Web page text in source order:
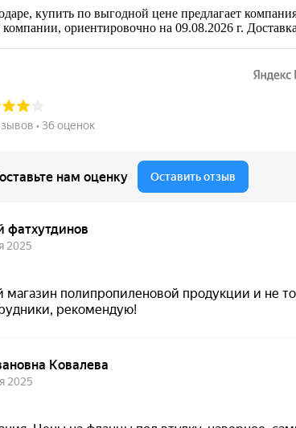
купить по выгодной цене предлагает
ориентировочно на 09.08.2026 г.